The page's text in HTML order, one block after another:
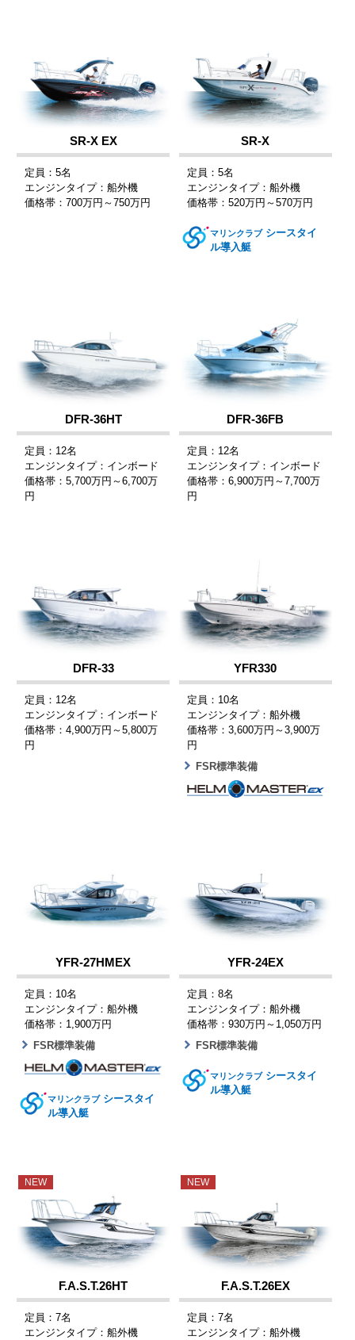
SR-X EX
定員：5名
エンジンタイプ：船外機
価格帯：700万円～750万円
SR-X
定員：5名
エンジンタイプ：船外機
価格帯：520万円～570万円
マリンクラブ シースタイ
ル導入艇
DFR-36HT
定員：12名
エンジンタイプ：インボード
価格帯：5,700万円～6,700万
円
DFR-36FB
定員：12名
エンジンタイプ：インボード
価格帯：6,900万円～7,700万
円
DFR-33
定員：12名
エンジンタイプ：インボード
価格帯：4,900万円～5,800万
円
YFR330
定員：10名
エンジンタイプ：船外機
価格帯：3,600万円～3,900万
円
FSR標準装備
YFR-27HMEX
定員：10名
エンジンタイプ：船外機
価格帯：1,900万円
FSR標準装備
マリンクラブ シースタイ
ル導入艇
YFR-24EX
定員：8名
エンジンタイプ：船外機
価格帯：930万円～1,050万円
FSR標準装備
マリンクラブ シースタイ
ル導入艇
F.A.S.T.26HT
定員：7名
エンジンタイプ：船外機
NEW
F.A.S.T.26EX
定員：7名
エンジンタイプ：船外機
NEW